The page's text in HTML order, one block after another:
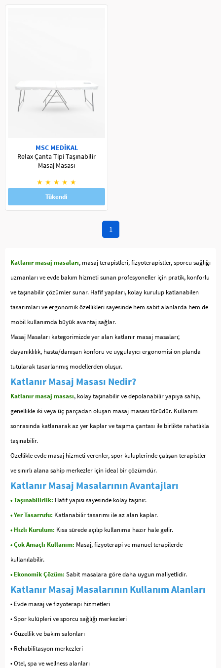
Tükendi
MSC MEDİKAL
Relax Çanta Tipi Taşınabilir
Masaj Masası
★ ★ ★ ★ ★
5.299,00 TL
1
Katlanır masaj masaları, masaj terapistleri, fizyoterapistler, sporcu sağlığı
uzmanları ve evde bakım hizmeti sunan profesyoneller için pratik, konforlu
ve taşınabilir çözümler sunar. Hafif yapıları, kolay kurulup katlanabilen
tasarımları ve ergonomik özellikleri sayesinde hem sabit alanlarda hem de
mobil kullanımda büyük avantaj sağlar.
Masaj Masaları kategorimizde yer alan katlanır masaj masaları;
dayanıklılık, hasta/danışan konforu ve uygulayıcı ergonomisi ön planda
tutularak tasarlanmış modellerden oluşur.
Katlanır Masaj Masası Nedir?
Katlanır masaj masası, kolay taşınabilir ve depolanabilir yapıya sahip,
genellikle iki veya üç parçadan oluşan masaj masası türüdür. Kullanım
sonrasında katlanarak az yer kaplar ve taşıma çantası ile birlikte rahatlıkla
taşınabilir.
Özellikle evde masaj hizmeti verenler, spor kulüplerinde çalışan terapistler
ve sınırlı alana sahip merkezler için ideal bir çözümdür.
Katlanır Masaj Masalarının Avantajları
• Taşınabilirlik: Hafif yapısı sayesinde kolay taşınır.
• Yer Tasarrufu: Katlanabilir tasarımı ile az alan kaplar.
• Hızlı Kurulum: Kısa sürede açılıp kullanıma hazır hale gelir.
• Çok Amaçlı Kullanım: Masaj, fizyoterapi ve manuel terapilerde
kullanılabilir.
• Ekonomik Çözüm: Sabit masalara göre daha uygun maliyetlidir.
Katlanır Masaj Masalarının Kullanım Alanları
• Evde masaj ve fizyoterapi hizmetleri
• Spor kulüpleri ve sporcu sağlığı merkezleri
• Güzellik ve bakım salonları
• Rehabilitasyon merkezleri
• Otel, spa ve wellness alanları